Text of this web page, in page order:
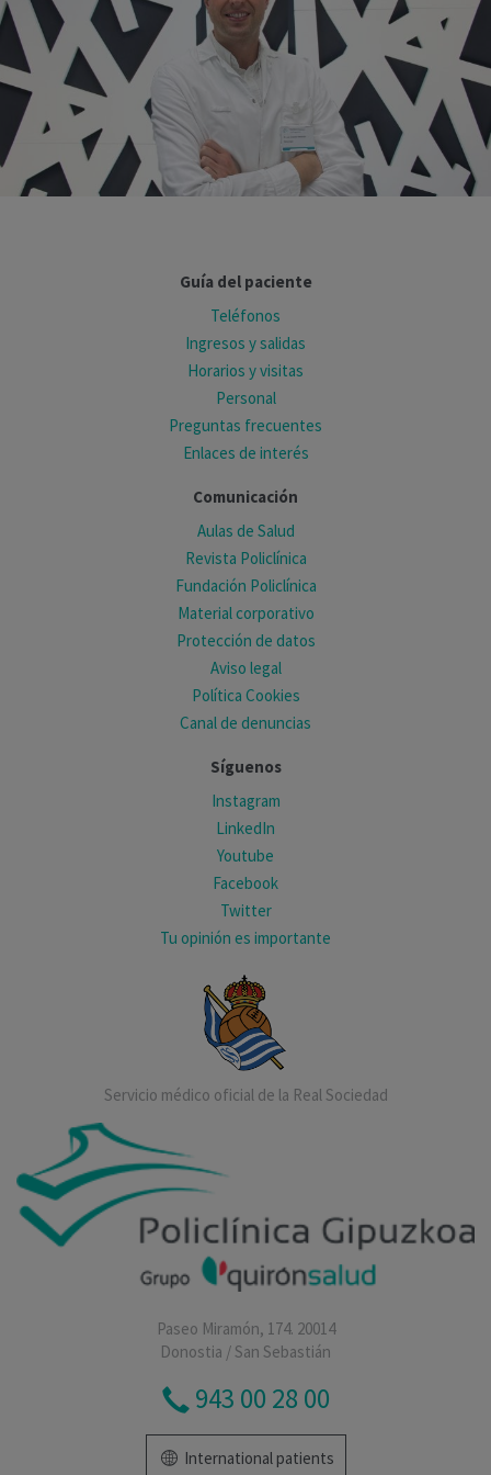
Guía del paciente
Teléfonos
Ingresos y salidas
Horarios y visitas
Personal
Preguntas frecuentes
Enlaces de interés
Comunicación
Aulas de Salud
Revista Policlínica
Fundación Policlínica
Material corporativo
Protección de datos
Aviso legal
Política Cookies
Canal de denuncias
Síguenos
Instagram
LinkedIn
Youtube
Facebook
Twitter
Tu opinión es importante
Servicio médico oficial de la Real Sociedad
Paseo Miramón, 174. 20014
Donostia / San Sebastián
943 00 28 00
International patients